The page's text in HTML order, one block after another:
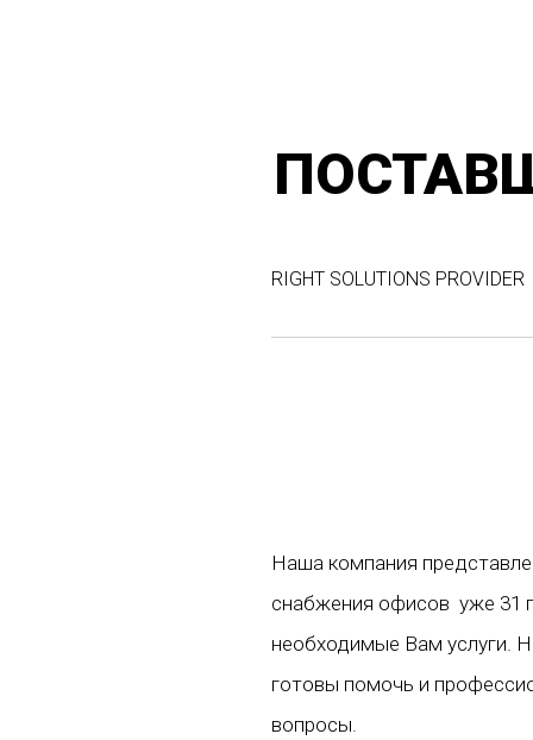
RIGHT SOLUTIONS PROVIDER
Наша компания
снабжения офисов уже 31
необходимые Вам услуги.
готовы помочь и
вопросы.